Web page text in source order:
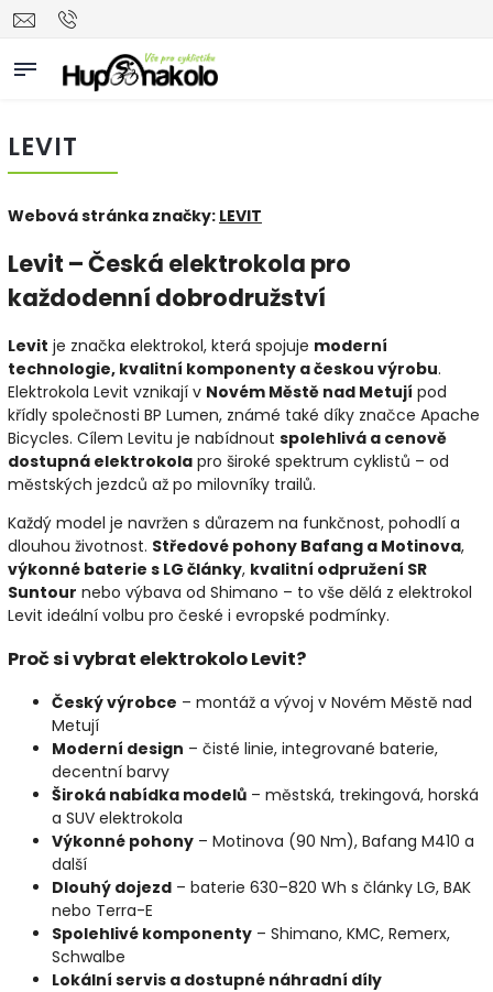
LEVIT
Webová stránka značky: LEVIT
Levit – Česká elektrokola pro
každodenní dobrodružství
Levit je značka elektrokol, která spojuje moderní
technologie, kvalitní komponenty a českou výrobu.
Elektrokola Levit vznikají v Novém Městě nad Metují pod
křídly společnosti BP Lumen, známé také díky značce Apache
Bicycles. Cílem Levitu je nabídnout spolehlivá a cenově
dostupná elektrokola pro široké spektrum cyklistů – od
městských jezdců až po milovníky trailů.
Každý model je navržen s důrazem na funkčnost, pohodlí a
dlouhou životnost. Středové pohony Bafang a Motinova,
výkonné baterie s LG články, kvalitní odpružení SR
Suntour nebo výbava od Shimano – to vše dělá z elektrokol
Levit ideální volbu pro české i evropské podmínky.
Proč si vybrat elektrokolo Levit?
Český výrobce – montáž a vývoj v Novém Městě nad
Metují
Moderní design – čisté linie, integrované baterie,
decentní barvy
Široká nabídka modelů – městská, trekingová, horská
a SUV elektrokola
Výkonné pohony – Motinova (90 Nm), Bafang M410 a
další
Dlouhý dojezd – baterie 630–820 Wh s články LG, BAK
nebo Terra-E
Spolehlivé komponenty – Shimano, KMC, Remerx,
Schwalbe
Lokální servis a dostupné náhradní díly